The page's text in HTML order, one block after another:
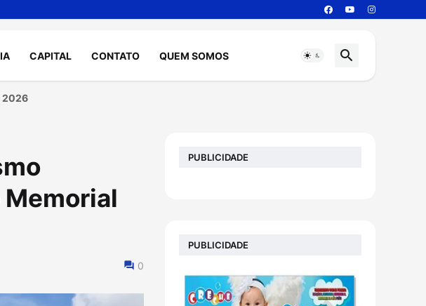
CAPITAL CONTATO QUEM SOMOS
2026
0
PUBLICIDADE
PUBLICIDADE